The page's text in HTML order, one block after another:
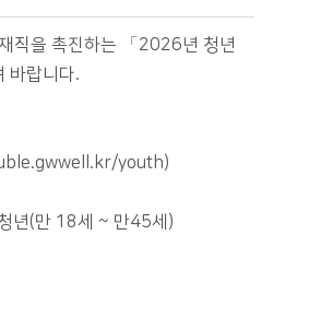
직을 촉진하는 「2026년 청년
바랍니다.
youth)
년(만 18세 ~ 만45세)